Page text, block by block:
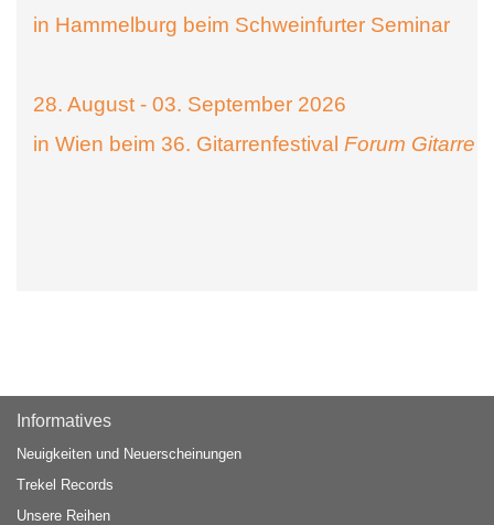
in Hammelburg beim Schweinfurter Seminar
28. August - 03. September 2026
in Wien beim 36. Gitarrenfestival Forum Gitarre
Informatives
Neuigkeiten und Neuerscheinungen
Trekel Records
Unsere Reihen